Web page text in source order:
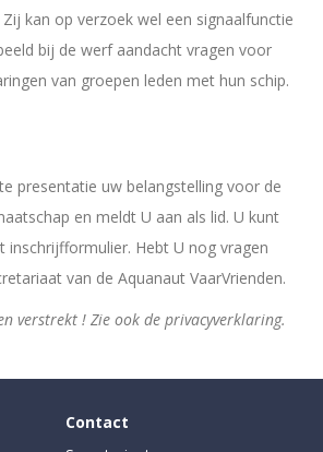
kan op verzoek wel een signaalfunctie
bij de werf aandacht vragen voor
van groepen leden met hun schip.
presentatie uw belangstelling voor de
en meldt U aan als lid. U kunt
Hebt U nog vragen
van de Aquanaut VaarVrienden.
verstrekt ! Zie ook de privacyverklaring.
Contact